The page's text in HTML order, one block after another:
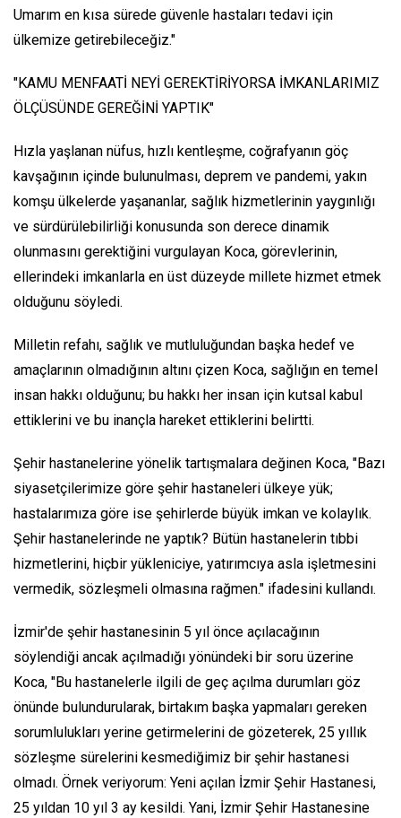
Umarım en kısa sürede güvenle hastaları tedavi için
ülkemize getirebileceğiz."
"KAMU MENFAATİ NEYİ GEREKTİRİYORSA İMKANLARIMIZ
ÖLÇÜSÜNDE GEREĞİNİ YAPTIK"
Hızla yaşlanan nüfus, hızlı kentleşme, coğrafyanın göç
kavşağının içinde bulunulması, deprem ve pandemi, yakın
komşu ülkelerde yaşananlar, sağlık hizmetlerinin yaygınlığı
ve sürdürülebilirliği konusunda son derece dinamik
olunmasını gerektiğini vurgulayan Koca, görevlerinin,
ellerindeki imkanlarla en üst düzeyde millete hizmet etmek
olduğunu söyledi.
Milletin refahı, sağlık ve mutluluğundan başka hedef ve
amaçlarının olmadığının altını çizen Koca, sağlığın en temel
insan hakkı olduğunu; bu hakkı her insan için kutsal kabul
ettiklerini ve bu inançla hareket ettiklerini belirtti.
Şehir hastanelerine yönelik tartışmalara değinen Koca, "Bazı
siyasetçilerimize göre şehir hastaneleri ülkeye yük;
hastalarımıza göre ise şehirlerde büyük imkan ve kolaylık.
Şehir hastanelerinde ne yaptık? Bütün hastanelerin tıbbi
hizmetlerini, hiçbir yükleniciye, yatırımcıya asla işletmesini
vermedik, sözleşmeli olmasına rağmen." ifadesini kullandı.
İzmir'de şehir hastanesinin 5 yıl önce açılacağının
söylendiği ancak açılmadığı yönündeki bir soru üzerine
Koca, "Bu hastanelerle ilgili de geç açılma durumları göz
önünde bulundurularak, birtakım başka yapmaları gereken
sorumlulukları yerine getirmelerini de gözeterek, 25 yıllık
sözleşme sürelerini kesmediğimiz bir şehir hastanesi
olmadı. Örnek veriyorum: Yeni açılan İzmir Şehir Hastanesi,
25 yıldan 10 yıl 3 ay kesildi. Yani, İzmir Şehir Hastanesine